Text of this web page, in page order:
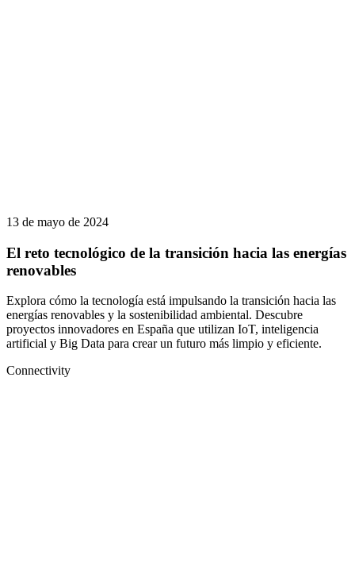
13 de mayo de 2024
El reto tecnológico de la transición hacia las energías
renovables
Explora cómo la tecnología está impulsando la transición hacia las
energías renovables y la sostenibilidad ambiental. Descubre
proyectos innovadores en España que utilizan IoT, inteligencia
artificial y Big Data para crear un futuro más limpio y eficiente.
Connectivity